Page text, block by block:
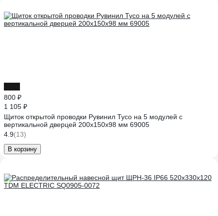
800 ₽
1 105 ₽
Щиток открытой проводки Рувинил Тусо на 5 модулей с
вертикальной дверцей 200x150x98 мм 69005
4.9(13)
В корзину